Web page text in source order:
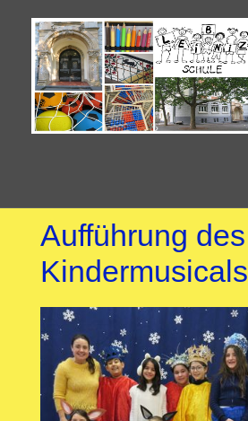
Aufführung des
Kindermusicals